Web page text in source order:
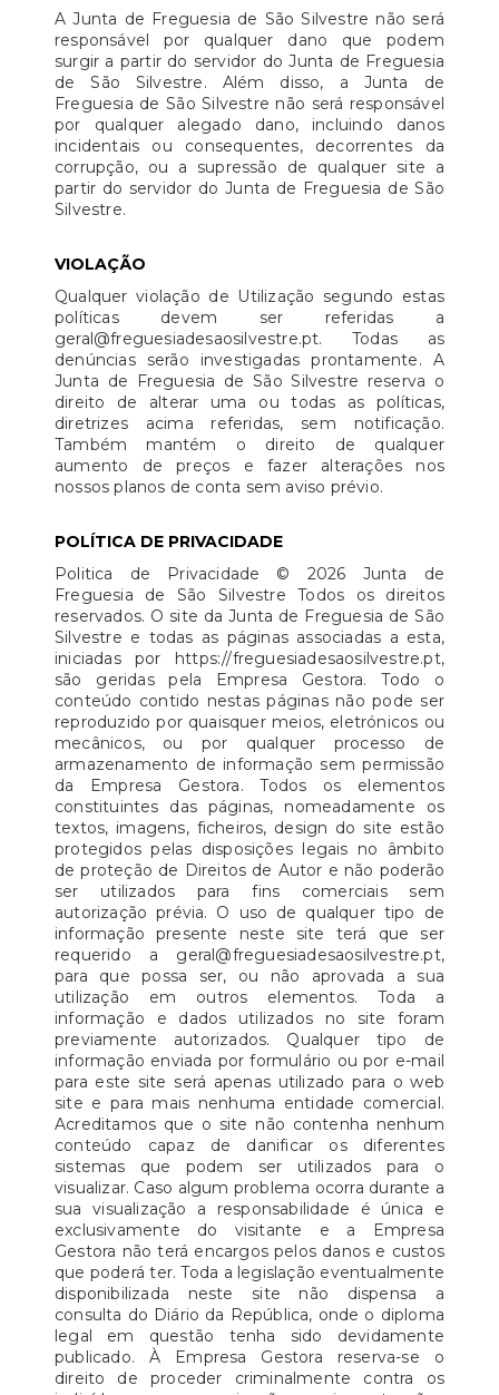
A Junta de Freguesia de São Silvestre não será
responsável por qualquer dano que podem
surgir a partir do servidor do Junta de Freguesia
de São Silvestre. Além disso, a Junta de
Freguesia de São Silvestre não será responsável
por qualquer alegado dano, incluindo danos
incidentais ou consequentes, decorrentes da
corrupção, ou a supressão de qualquer site a
partir do servidor do Junta de Freguesia de São
Silvestre.
VIOLAÇÃO
Qualquer violação de Utilização segundo estas
políticas devem ser referidas a
geral@freguesiadesaosilvestre.pt. Todas as
denúncias serão investigadas prontamente. A
Junta de Freguesia de São Silvestre reserva o
direito de alterar uma ou todas as políticas,
diretrizes acima referidas, sem notificação.
Também mantém o direito de qualquer
aumento de preços e fazer alterações nos
nossos planos de conta sem aviso prévio.
POLÍTICA DE PRIVACIDADE
Politica de Privacidade © 2026 Junta de
Freguesia de São Silvestre Todos os direitos
reservados. O site da Junta de Freguesia de São
Silvestre e todas as páginas associadas a esta,
iniciadas por https://freguesiadesaosilvestre.pt,
são geridas pela Empresa Gestora. Todo o
conteúdo contido nestas páginas não pode ser
reproduzido por quaisquer meios, eletrónicos ou
mecânicos, ou por qualquer processo de
armazenamento de informação sem permissão
da Empresa Gestora. Todos os elementos
constituintes das páginas, nomeadamente os
textos, imagens, ficheiros, design do site estão
protegidos pelas disposições legais no âmbito
de proteção de Direitos de Autor e não poderão
ser utilizados para fins comerciais sem
autorização prévia. O uso de qualquer tipo de
informação presente neste site terá que ser
requerido a geral@freguesiadesaosilvestre.pt,
para que possa ser, ou não aprovada a sua
utilização em outros elementos. Toda a
informação e dados utilizados no site foram
previamente autorizados. Qualquer tipo de
informação enviada por formulário ou por e-mail
para este site será apenas utilizado para o web
site e para mais nenhuma entidade comercial.
Acreditamos que o site não contenha nenhum
conteúdo capaz de danificar os diferentes
sistemas que podem ser utilizados para o
visualizar. Caso algum problema ocorra durante a
sua visualização a responsabilidade é única e
exclusivamente do visitante e a Empresa
Gestora não terá encargos pelos danos e custos
que poderá ter. Toda a legislação eventualmente
disponibilizada neste site não dispensa a
consulta do Diário da República, onde o diploma
legal em questão tenha sido devidamente
publicado. À Empresa Gestora reserva-se o
direito de proceder criminalmente contra os